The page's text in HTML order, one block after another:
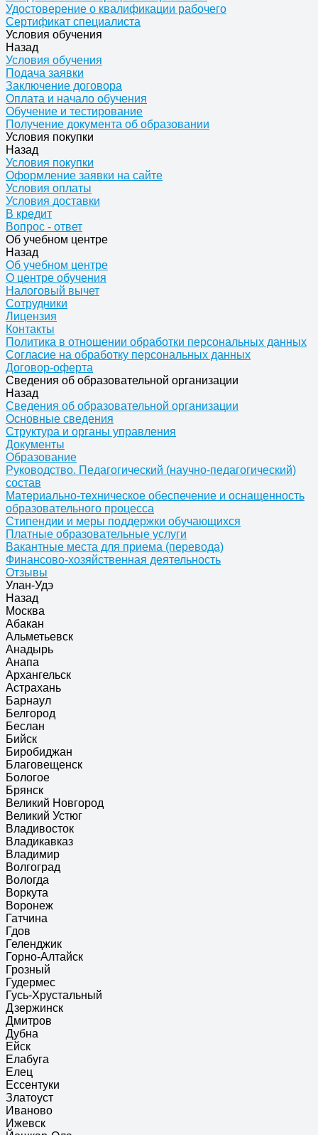
Удостоверение о квалификации рабочего
Сертификат специалиста
Условия обучения
Назад
Условия обучения
Подача заявки
Заключение договора
Оплата и начало обучения
Обучение и тестирование
Получение документа об образовании
Условия покупки
Назад
Условия покупки
Оформление заявки на сайте
Условия оплаты
Условия доставки
В кредит
Вопрос - ответ
Об учебном центре
Назад
Об учебном центре
О центре обучения
Налоговый вычет
Сотрудники
Лицензия
Контакты
Политика в отношении обработки персональных данных
Согласие на обработку персональных данных
Договор-оферта
Сведения об образовательной организации
Назад
Сведения об образовательной организации
Основные сведения
Структура и органы управления
Документы
Образование
Руководство. Педагогический (научно-педагогический)
состав
Материально-техническое обеспечение и оснащенность
образовательного процесса
Стипендии и меры поддержки обучающихся
Платные образовательные услуги
Вакантные места для приема (перевода)
Финансово-хозяйственная деятельность
Отзывы
Улан-Удэ
Назад
Москва
Абакан
Альметьевск
Анадырь
Анапа
Архангельск
Астрахань
Барнаул
Белгород
Беслан
Бийск
Биробиджан
Благовещенск
Бологое
Брянск
Великий Новгород
Великий Устюг
Владивосток
Владикавказ
Владимир
Волгоград
Вологда
Воркута
Воронеж
Гатчина
Гдов
Геленджик
Горно-Алтайск
Грозный
Гудермес
Гусь-Хрустальный
Дзержинск
Дмитров
Дубна
Ейск
Елабуга
Елец
Ессентуки
Златоуст
Иваново
Ижевск